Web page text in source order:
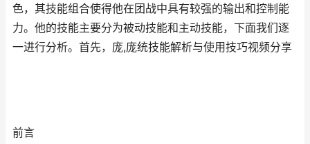
色，其技能组合使得他在团战中具有较强的输出和控制能
力。他的技能主要分为被动技能和主动技能，下面我们逐
一进行分析。首先，庞,庞统技能解析与使用技巧视频分享
前言